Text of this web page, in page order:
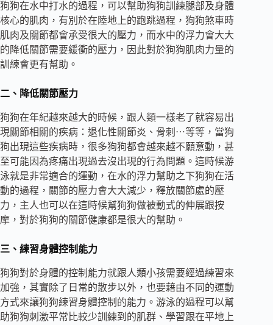
狗狗在水中打水的過程，可以幫助狗狗訓練腿部及身體
核心的肌肉，有別於在陸地上的跑跳過程，狗狗煞車時
肌肉及關節都會承受很大的壓力，而水中的浮力會大大
的降低關節需要緩衝的壓力，因此對於狗狗肌肉力量的
訓練會更有幫助。
二、降低關節壓力
狗狗在年紀越來越大的時候，跟人類一樣老了就容易出
現關節相關的疾病：退化性關節炎、骨刺⋯等等，當狗
狗出現這些疾病時，很多狗狗都會越來越不願意動，甚
至可能因為疼痛出現過去沒出現的行為問題。這時候游
泳就是非常適合的運動，在水的浮力幫助之下狗狗在活
動的過程，關節的壓力會大大減少，釋放關節處的壓
力，主人也可以在這時候幫狗狗做被動式的伸展跟按
摩，對於狗狗的關節健康都是很大的幫助。
三、練習身體控制能力
狗狗對於身體的控制能力就跟人類小孩需要經過練習來
加強，其實除了日常的散步以外，也要藉由不同的運動
方式來讓狗狗練習身體控制的能力。游泳的過程可以幫
助狗狗刺激平常比較少訓練到的肌群、學習跟在平地上